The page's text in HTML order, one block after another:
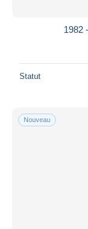
1982
Statut
Nouveau